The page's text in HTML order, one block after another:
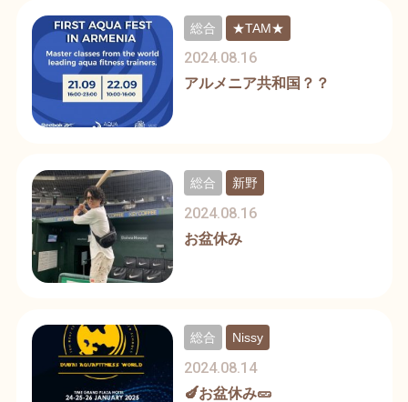
アルメニア共和国？？
2024.08.16
総合 ★TAM★
お盆休み
2024.08.16
総合 新野
🍆お盆休み🥒
2024.08.14
総合 Nissy